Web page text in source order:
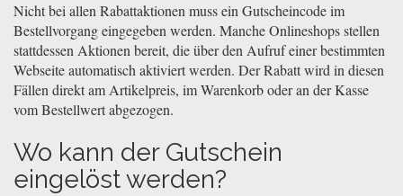
Nicht bei allen Rabattaktionen muss ein Gutscheincode im
Bestellvorgang eingegeben werden. Manche Onlineshops stellen
stattdessen Aktionen bereit, die über den Aufruf einer bestimmten
Webseite automatisch aktiviert werden. Der Rabatt wird in diesen
Fällen direkt am Artikelpreis, im Warenkorb oder an der Kasse
vom Bestellwert abgezogen.
Wo kann der Gutschein
eingelöst werden?